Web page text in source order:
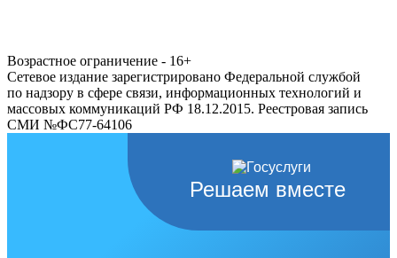
Возрастное ограничение - 16+
Сетевое издание зарегистрировано Федеральной службой
по надзору в сфере связи, информационных технологий и
массовых коммуникаций РФ 18.12.2015. Реестровая запись
СМИ №ФС77-64106
Решаем вместе